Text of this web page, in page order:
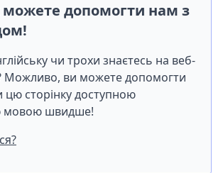
допомогти нам з
чи трохи знаєтесь на веб-
Можливо, ви можете допомогти
сторінку доступною
мовою швидше!